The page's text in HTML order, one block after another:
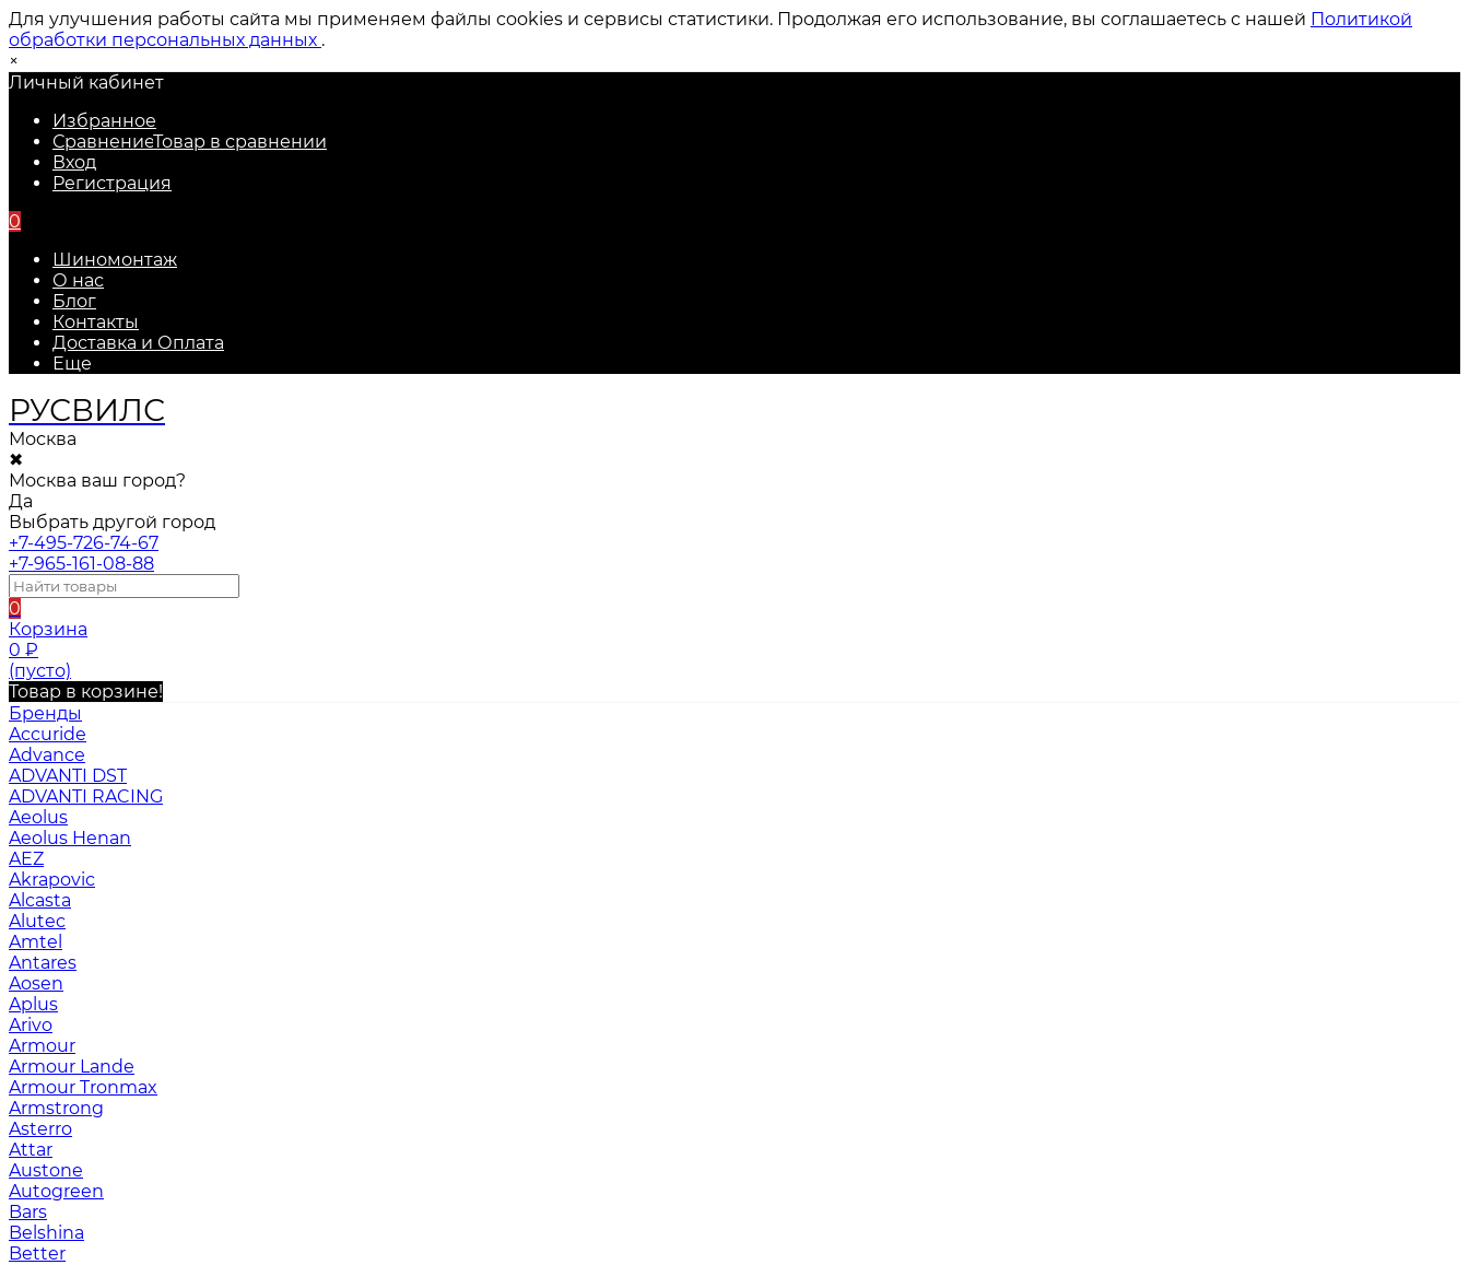
Для улучшения работы сайта мы применяем файлы cookies и сервисы статистики. Продолжая его использование, вы соглашаетесь с нашей Политикой
обработки персональных данных .
×
Личный кабинет
Избранное
СравнениеТовар в сравнении
Вход
Регистрация
0
Шиномонтаж
О нас
Блог
Контакты
Доставка и Оплата
Еще
РУСВИЛС
Москва
✖
Москва ваш город?
Да
Выбрать другой город
+7-495-726-74-67
+7-965-161-08-88
0
Корзина
0 ₽
(пусто)
Товар в корзине!
Бренды
Accuride
Advance
ADVANTI DST
ADVANTI RACING
Aeolus
Aeolus Henan
AEZ
Akrapovic
Alcasta
Alutec
Amtel
Antares
Aosen
Aplus
Arivo
Armour
Armour Lande
Armour Tronmax
Armstrong
Asterro
Attar
Austone
Autogreen
Bars
Belshina
Better